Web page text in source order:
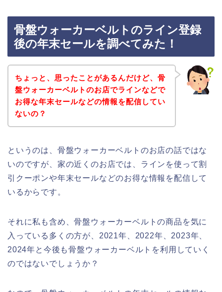
骨盤ウォーカーベルトのライン登録
後の年末セールを調べてみた！
ちょっと、思ったことがあるんだけど、骨
盤ウォーカーベルトのお店でラインなどで
お得な年末セールなどの情報を配信してい
ないの？
というのは、骨盤ウォーカーベルトのお店の話ではな
いのですが、家の近くのお店では、ラインを使って割
引クーポンや年末セールなどのお得な情報を配信して
いるからです。
それに私も含め、骨盤ウォーカーベルトの商品を気に
入っている多くの方が、2021年、2022年、2023年、
2024年と今後も骨盤ウォーカーベルトを利用していく
のではないでしょうか？